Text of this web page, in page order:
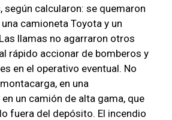
calcularon: se quemaron
camioneta Toyota y un
llamas no agarraron otros
rápido accionar de bomberos y
en el operativo eventual. No
en una
un camión de alta gama, que
fuera del depósito. El incendio